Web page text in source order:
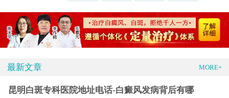
最新文章 MORE+
昆明白斑专科医院地址电话-白癜风发病背后有哪